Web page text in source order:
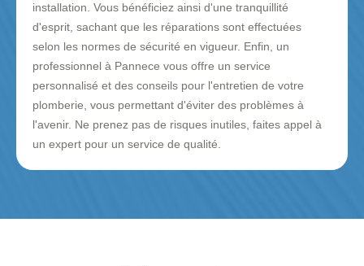
installation. Vous bénéficiez ainsi d'une tranquillité
d'esprit, sachant que les réparations sont effectuées
selon les normes de sécurité en vigueur. Enfin, un
professionnel à Pannece vous offre un service
personnalisé et des conseils pour l'entretien de votre
plomberie, vous permettant d'éviter des problèmes à
l'avenir. Ne prenez pas de risques inutiles, faites appel à
un expert pour un service de qualité.